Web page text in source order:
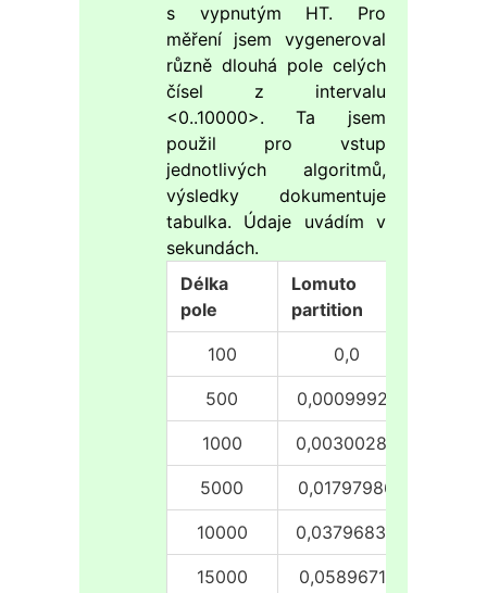
s vypnutým HT. Pro
měření jsem vygeneroval
různě dlouhá pole celých
čísel z intervalu
<0..10000>. Ta jsem
použil pro vstup
jednotlivých algoritmů,
výsledky dokumentuje
tabulka. Údaje uvádím v
sekundách.
Délka
pole
Lomuto
partition
100 0,0
500 0,00099921
1000 0,00300288
5000 0,01797986
10000 0,03796839
15000 0,05896711